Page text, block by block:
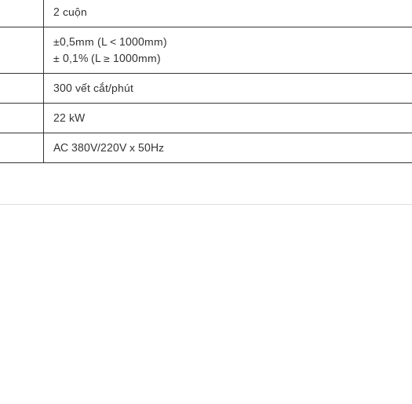
2 cuộn
±0,5mm (L < 1000mm)
± 0,1% (L ≥ 1000mm)
300 vết cắt/phút
22 kW
AC 380V/220V x 50Hz